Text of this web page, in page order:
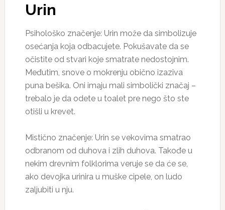
Urin
Psihološko značenje: Urin može da simbolizuje
osećanja koja odbacujete. Pokušavate da se
očistite od stvari koje smatrate nedostojnim.
Međutim, snove o mokrenju obično izaziva
puna bešika. Oni imaju mali simbolički značaj –
trebalo je da odete u toalet pre nego što ste
otišli ​​u krevet.
Mistično značenje: Urin se vekovima smatrao
odbranom od duhova i zlih duhova. Takođe u
nekim drevnim folklorima veruje se da će se,
ako devojka urinira u muške cipele, on ludo
zaljubiti u nju.